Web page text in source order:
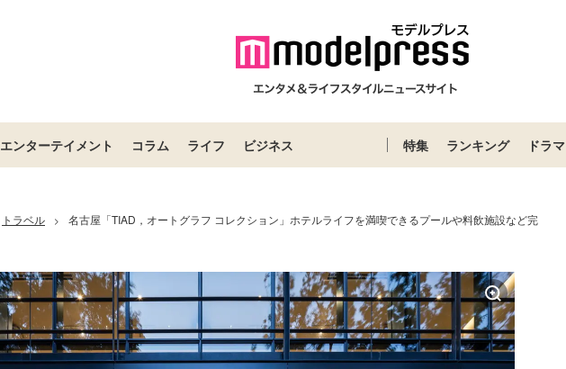
エンターテイメント コラム ライフ ビジネス 特集 ランキング ドラマ
トラベル >
名古屋「TIAD，オートグラフ コレクション」ホテルライフを満喫できるプールや料飲施設など完